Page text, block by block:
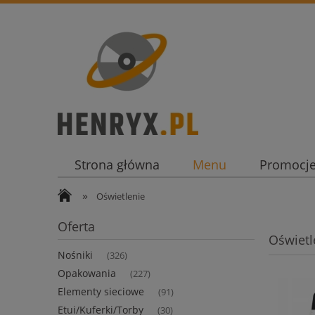
Strona główna Menu
» Oświetlenie
Oferta
Nośniki (326)
Opakowania (227)
Elementy sieciowe (91)
Etui/Kuferki/Torby (30)